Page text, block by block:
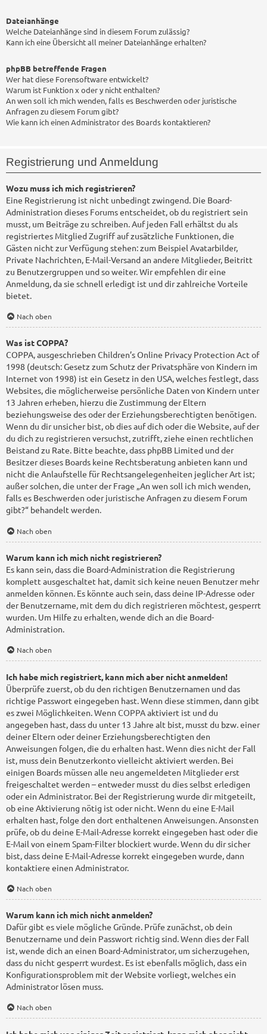
Dateianhänge
Welche Dateianhänge sind in diesem Forum zulässig?
Kann ich eine Übersicht all meiner Dateianhänge erhalten?
phpBB betreffende Fragen
Wer hat diese Forensoftware entwickelt?
Warum ist Funktion x oder y nicht enthalten?
An wen soll ich mich wenden, falls es Beschwerden oder juristische
Anfragen zu diesem Forum gibt?
Wie kann ich einen Administrator des Boards kontaktieren?
Registrierung und Anmeldung
Wozu muss ich mich registrieren?
Eine Registrierung ist nicht unbedingt zwingend. Die Board-
Administration dieses Forums entscheidet, ob du registriert sein
musst, um Beiträge zu schreiben. Auf jeden Fall erhältst du als
registriertes Mitglied Zugriff auf zusätzliche Funktionen, die
Gästen nicht zur Verfügung stehen: zum Beispiel Avatarbilder,
Private Nachrichten, E-Mail-Versand an andere Mitglieder, Beitritt
zu Benutzergruppen und so weiter. Wir empfehlen dir eine
Anmeldung, da sie schnell erledigt ist und dir zahlreiche Vorteile
bietet.
Nach oben
Was ist COPPA?
COPPA, ausgeschrieben Children’s Online Privacy Protection Act of
1998 (deutsch: Gesetz zum Schutz der Privatsphäre von Kindern im
Internet von 1998) ist ein Gesetz in den USA, welches festlegt, dass
Websites, die möglicherweise persönliche Daten von Kindern unter
13 Jahren erheben, hierzu die Zustimmung der Eltern
beziehungsweise des oder der Erziehungsberechtigten benötigen.
Wenn du dir unsicher bist, ob dies auf dich oder die Website, auf der
du dich zu registrieren versuchst, zutrifft, ziehe einen rechtlichen
Beistand zu Rate. Bitte beachte, dass phpBB Limited und der
Besitzer dieses Boards keine Rechtsberatung anbieten kann und
nicht die Anlaufstelle für Rechtsangelegenheiten jeglicher Art ist;
außer solchen, die unter der Frage „An wen soll ich mich wenden,
falls es Beschwerden oder juristische Anfragen zu diesem Forum
gibt?“ behandelt werden.
Nach oben
Warum kann ich mich nicht registrieren?
Es kann sein, dass die Board-Administration die Registrierung
komplett ausgeschaltet hat, damit sich keine neuen Benutzer mehr
anmelden können. Es könnte auch sein, dass deine IP-Adresse oder
der Benutzername, mit dem du dich registrieren möchtest, gesperrt
wurden. Um Hilfe zu erhalten, wende dich an die Board-
Administration.
Nach oben
Ich habe mich registriert, kann mich aber nicht anmelden!
Überprüfe zuerst, ob du den richtigen Benutzernamen und das
richtige Passwort eingegeben hast. Wenn diese stimmen, dann gibt
es zwei Möglichkeiten. Wenn COPPAaktiviert ist und du
angegeben hast, dass du unter 13 Jahre alt bist, musst du bzw. einer
deiner Eltern oder deiner Erziehungsberechtigten den
Anweisungen folgen, die du erhalten hast. Wenn dies nicht der Fall
ist, muss dein Benutzerkonto vielleicht aktiviert werden. Bei
einigen Boards müssen alle neu angemeldeten Mitglieder erst
freigeschaltet werden – entweder musst du dies selbst erledigen
oder ein Administrator. Bei der Registrierung wurde dir mitgeteilt,
ob eine Aktivierung nötig ist oder nicht. Wenn du eine E-Mail
erhalten hast, folge den dort enthaltenen Anweisungen. Ansonsten
prüfe, ob du deine E-Mail-Adresse korrekt eingegeben hast oder die
E-Mail von einem Spam-Filter blockiert wurde. Wenn du dir sicher
bist, dass deine E-Mail-Adresse korrekt eingegeben wurde, dann
kontaktiere einen Administrator.
Nach oben
Warum kann ich mich nicht anmelden?
Dafür gibt es viele mögliche Gründe. Prüfe zunächst, ob dein
Benutzername und dein Passwort richtig sind. Wenn dies der Fall
ist, wende dich an einen Board-Administrator, um sicherzugehen,
dass du nicht gesperrt wurdest. Es ist ebenfalls möglich, dass ein
Konfigurationsproblem mit der Website vorliegt, welches ein
Administrator lösen muss.
Nach oben